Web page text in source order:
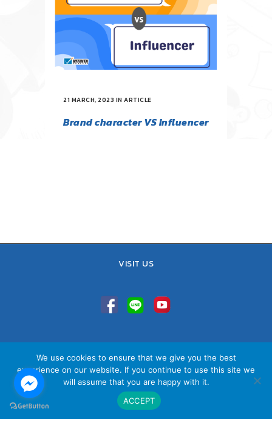
21 MARCH, 2023 IN ARTICLE
Brand character VS Influencer
VISIT US
Sales Team : 084-085-6324
Email : contact@vithita.com
นโยบายทางธุรกิจ
We use cookies to ensure that we give you the best
experience on our website. If you continue to use this site we
will assume that you are happy with it.
ACCEPT